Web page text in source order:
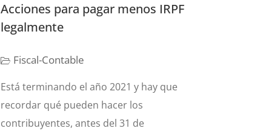
Acciones para pagar menos IRPF
legalmente
Fiscal-Contable
Está terminando el año 2021 y hay que
recordar qué pueden hacer los
contribuyentes, antes del 31 de